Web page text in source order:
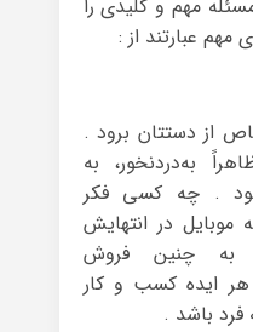
است پیش از آن، ۲۰ مسئله مهم و کلیدی را
مهم عبارتند از :
از دستتان برود .
به‌دردنخور، به
شود . چه کسی فکر
در انتهایش
به چنین فروش
ایده کسب و کار
باشد .